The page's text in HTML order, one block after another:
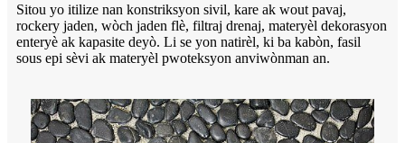
Sitou yo itilize nan konstriksyon sivil, kare ak wout pavaj,
rockery jaden, wòch jaden flè, filtraj drenaj, materyèl dekorasyon
enteryè ak kapasite deyò. Li se yon natirèl, ki ba kabòn, fasil
sous epi sèvi ak materyèl pwoteksyon anviwònman an.